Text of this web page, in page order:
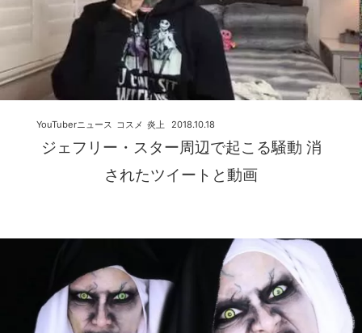
ジェフリー・スター周辺で起こる騒動 消
されたツイートと動画
2018.10.18
YouTuberニュース コスメ 炎上